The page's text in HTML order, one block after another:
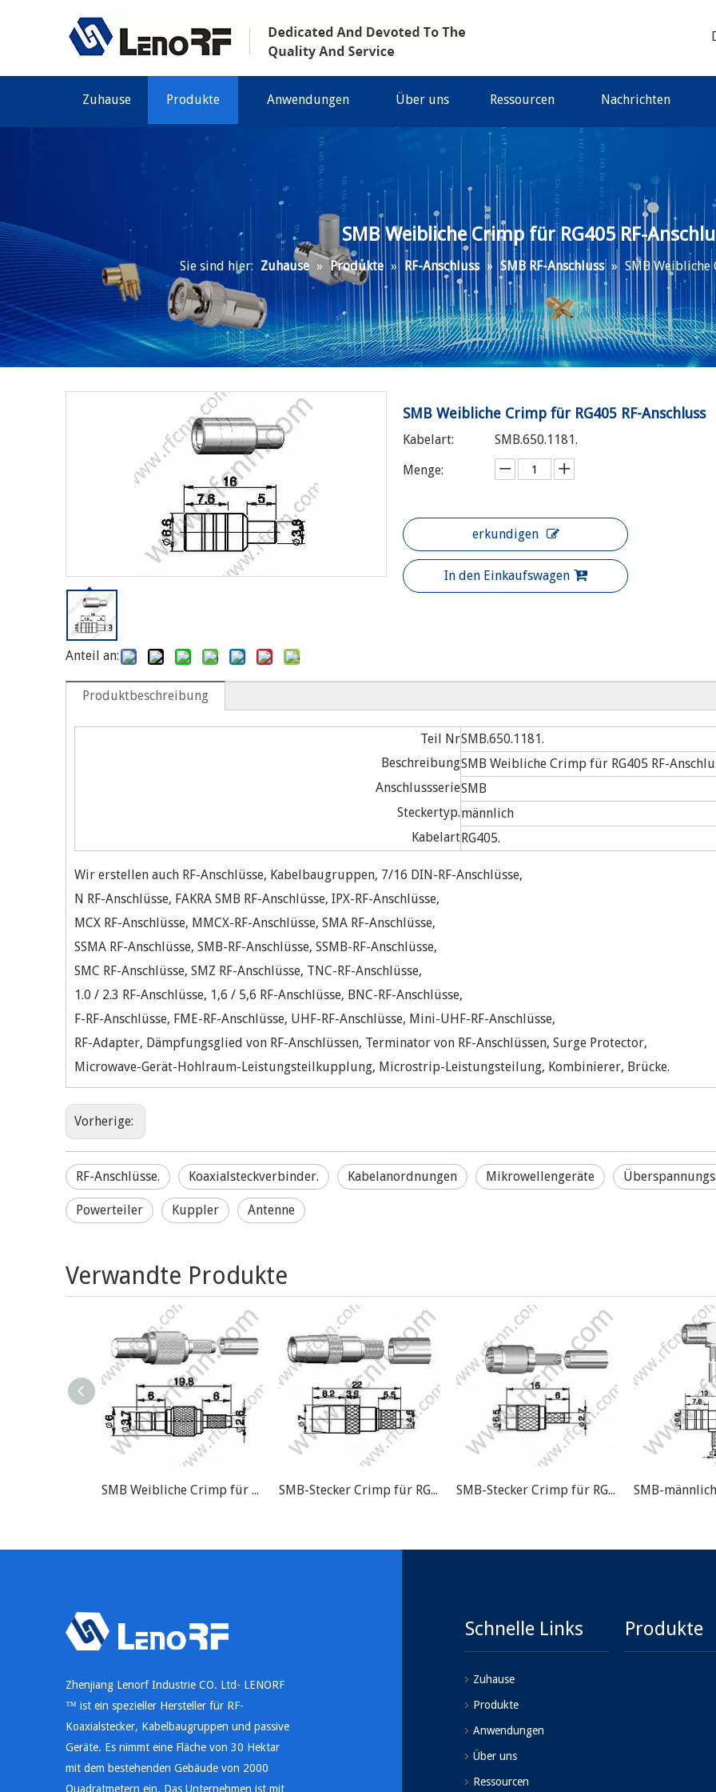
Zuhause Produkte Anwendungen Über uns Ressourcen Nachrichten
SMB Weibliche Crimp für RG405 RF-
Sie sind hier: Zuhause » Produkte » RF-Anschluss » SMB RF-Anschluss » SMB Weibliche
Anteil an:
SMB Weibliche Crimp für RG405 RF-Anschluss
Kabelart:
SMB.650.1181.
Menge:
erkundigen
In den Einkaufswagen
Produktbeschreibung
Teil NrSMB.650.1181.
BeschreibungSMB Weibliche Crimp für RG405 RF-
AnschlussserieSMB
Steckertyp.männlich
KabelartRG405.
Wir erstellen auch RF-Anschlüsse, Kabelbaugruppen, 7/16 DIN-RF-Anschlüsse,
N RF-Anschlüsse, FAKRA SMB RF-Anschlüsse, IPX-RF-Anschlüsse,
MCX RF-Anschlüsse, MMCX-RF-Anschlüsse, SMA RF-Anschlüsse,
SSMA RF-Anschlüsse, SMB-RF-Anschlüsse, SSMB-RF-Anschlüsse,
SMC RF-Anschlüsse, SMZ RF-Anschlüsse, TNC-RF-Anschlüsse,
1.0 / 2.3 RF-Anschlüsse, 1,6 / 5,6 RF-Anschlüsse, BNC-RF-Anschlüsse,
F-RF-Anschlüsse, FME-RF-Anschlüsse, UHF-RF-Anschlüsse, Mini-UHF-RF-Anschlüsse,
RF-Adapter, Dämpfungsglied von RF-Anschlüssen, Terminator von RF-Anschlüssen, Surge Protector,
Microwave-Gerät-Hohlraum-Leistungsteilkupplung, Microstrip-Leistungsteilung, Kombinierer, Brücke.
Vorherige:
RF-Anschlüsse. Koaxialsteckverbinder. Kabelanordnungen Mikrowellengeräte
Powerteiler Kuppler Antenne
Verwandte Produkte
SMB Weibliche Crimp für RG174 RF-Anschluss SMB-Stecker Crimp für RG58 RF-Anschluss SMB-Stecker Crimp für RG174 RF-Anschluss
Zhenjiang Lenorf Industrie CO. Ltd- LENORF
™ ist ein spezieller Hersteller für RF-
Koaxialstecker, Kabelbaugruppen und passive
Geräte. Es nimmt eine Fläche von 30 Hektar
mit dem bestehenden Gebäude von 2000
Quadratmetern ein. Das Unternehmen ist mit
Schnelle Links
Zuhause
Produkte
Anwendungen
Über uns
Ressourcen
Produkte